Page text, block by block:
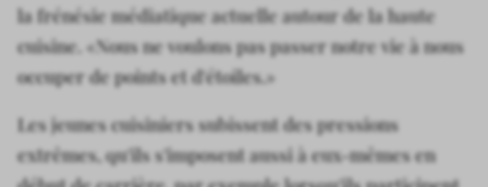
la frénésie médiatique actuelle autour de la haute
cuisine. «Nous ne voulons pas passer notre vie à nous
occuper de points et d'étoiles.»
Les jeunes cuisiniers subissent des pressions
extrêmes, qu'ils s'imposent aussi à eux-mêmes en